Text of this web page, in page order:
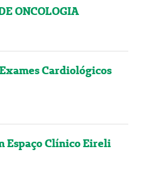
ONCOLOGIA
Cardiológicos
Espaço Clínico Eireli